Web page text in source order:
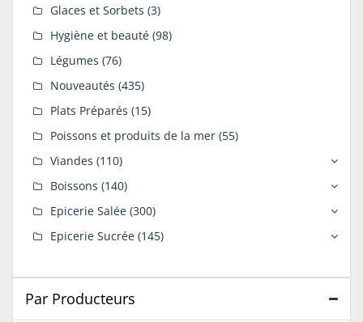
Glaces et Sorbets (3)
Hygiène et beauté (98)
Légumes (76)
Nouveautés (435)
Plats Préparés (15)
Poissons et produits de la mer (55)
Viandes (110)
Boissons (140)
Epicerie Salée (300)
Epicerie Sucrée (145)
Par Producteurs